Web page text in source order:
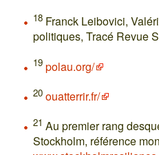
18 Franck Leibovici,
politiques, Tracé Revue
19 polau.org/
20 ouatterrir.fr/
21 Au premier rang
Stockholm, référence